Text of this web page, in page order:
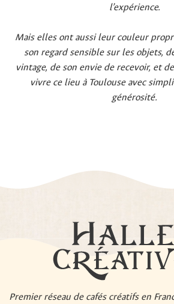
l’expérience.
Mais elles ont aussi leur couleur
son regard sensible sur les objets,
vintage, de son envie de recevoir, et
vivre ce lieu à Toulouse avec
générosité.
Premier réseau de cafés créatifs en